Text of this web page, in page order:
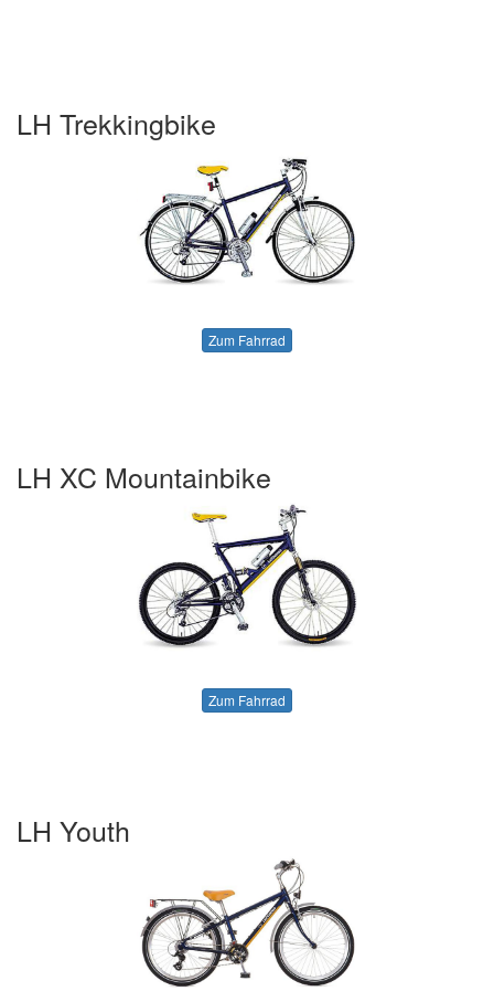
LH Trekkingbike
Zum Fahrrad
LH XC Mountainbike
Zum Fahrrad
LH Youth